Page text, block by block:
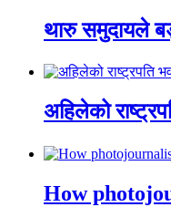
थारु समुदायले
अहिलेको
How